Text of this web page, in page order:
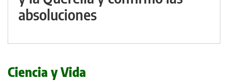
absoluciones
Ciencia y Vida